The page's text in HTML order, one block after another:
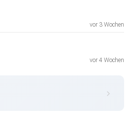
vor 3 Wochen
vor 4 Wochen